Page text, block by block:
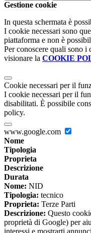
Gestione cookie
In questa schermata è
I cookie necessari sono
piattaforma e non è
Per conoscere quali sono i
visionare la COOKIE
Cookie necessari per il
I cookie necessari per il
disabilitati. È possibile
policy.
www.google.com
Nome
Tipologia
Proprieta
Descrizione
Durata
Nome: NID
Tipologia: tecnico
Proprieta: Terze Parti
Descrizione: Questo
proprietà di Google) per